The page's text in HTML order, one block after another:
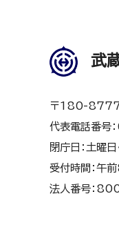
武
〒180-8777
代表電話番
閉庁日：土曜
受付時間：午
法人番号：